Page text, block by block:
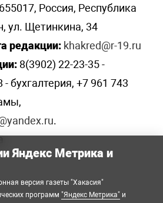
655017, Россия, Республика
ул. Щетинкина, 34
редакции: khakred@r-19.ru
8(3902) 22-23-35 -
бухгалтерия, +7 961 743
.
Яндекс Метрика и
версия газеты "Хакасия"
программ "Яндекс Метрика" и